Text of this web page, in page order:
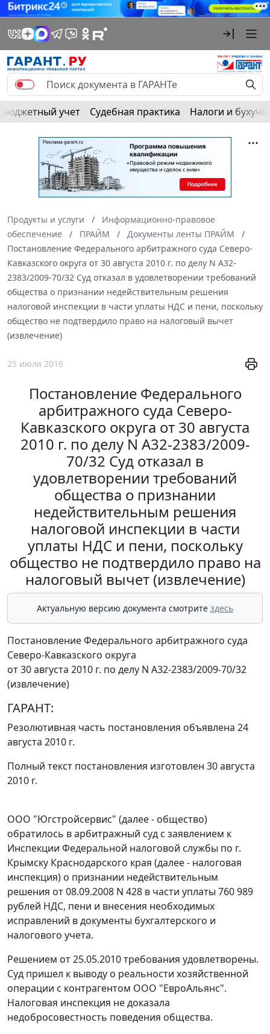
Бюджетный учет Судебная практика Налоги и
Продукты и услуги
Информационно-правовое
обеспечение
ПРАЙМ
Документы ленты ПРАЙМ
Постановление Федерального арбитражного суда Северо-
Кавказского округа от 30 августа 2010 г. по делу N А32-
2383/2009-70/32 Суд отказал в удовлетворении требований
общества о признании недействительным решения
налоговой инспекции в части уплаты НДС и пени, поскольку
общество не подтвердило право на налоговый вычет
(извлечение)
25 июля 2016
Постановление Федерального
арбитражного суда Северо-
Кавказского округа от 30 августа
2010 г. по делу N А32-2383/2009-
70/32 Суд отказал в
удовлетворении требований
общества о признании
недействительным решения
налоговой инспекции в части
уплаты НДС и пени, поскольку
общество не подтвердило право на
налоговый вычет (извлечение)
Актуальную версию документа смотрите здесь
Постановление Федерального арбитражного суда
Северо-Кавказского округа
от 30 августа 2010 г. по делу N А32-2383/2009-70/32
(извлечение)
ГАРАНТ:
Резолютивная часть постановления объявлена 24
августа 2010 г.
Полный текст постановления изготовлен 30 августа
2010 г.
ООО "Югстройсервис" (далее - общество)
обратилось в арбитражный суд с заявлением к
Инспекции Федеральной налоговой службы по г.
Крымску Краснодарского края (далее - налоговая
инспекция) о признании недействительным
решения от 08.09.2008 N 428 в части уплаты 760 989
рублей НДС, пени и внесения необходимых
исправлений в документы бухгалтерского и
налогового учета.
Решением от 25.05.2010 требования удовлетворены.
Суд пришел к выводу о реальности хозяйственной
операции с контрагентом ООО "ЕвроАльянс".
Налоговая инспекция не доказала
недобросовестность поведения общества.